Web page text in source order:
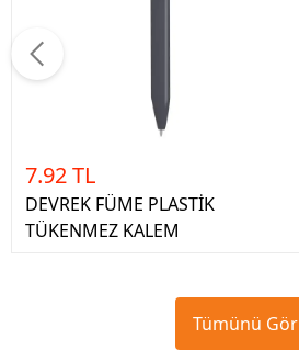
7.92 TL
DEVREK FÜME PLASTİK
TÜKENMEZ KALEM
Tümünü Gör